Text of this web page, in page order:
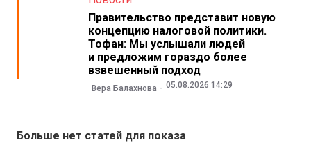
Правительство представит новую
концепцию налоговой политики.
Тофан: Мы услышали людей
и предложим гораздо более
взвешенный подход
Вера Балахнова 05.08.2026 14:29
Больше нет статей для показа